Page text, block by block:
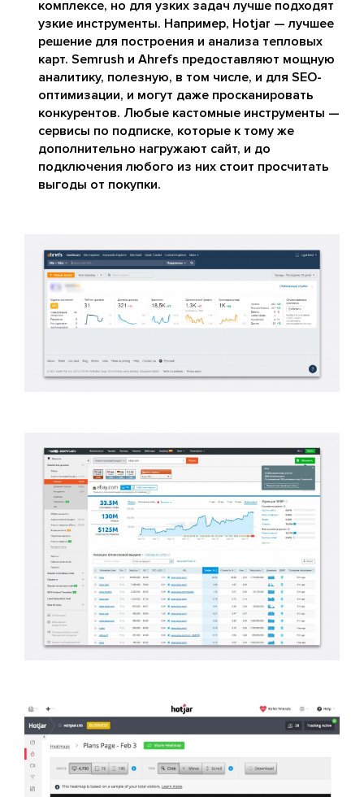
комплексе, но для узких задач лучше подходят
узкие инструменты. Например, Hotjar — лучшее
решение для построения и анализа тепловых
карт. Semrush и Ahrefs предоставляют мощную
аналитику, полезную, в том числе, и для SEO-
оптимизации, и могут даже просканировать
конкурентов. Любые кастомные инструменты —
сервисы по подписке, которые к тому же
дополнительно нагружают сайт, и до
подключения любого из них стоит просчитать
выгоды от покупки.